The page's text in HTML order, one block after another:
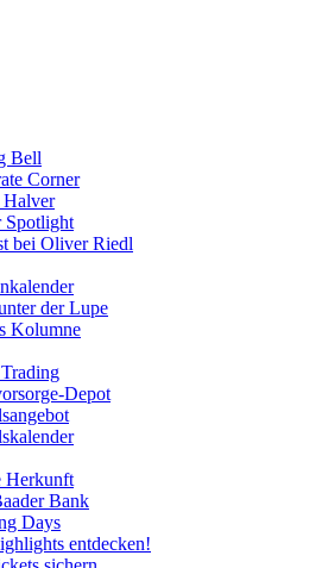
Bell
Corner
Halver
Spotlight
bei Oliver Riedl
der Lupe
Kolumne
Depot
Herkunft
Bank
Days
entdecken!